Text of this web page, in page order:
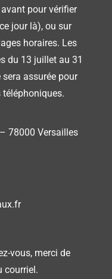
pour vérifier
jour là), ou sur
horaires. Les
du 13 juillet au 31
assurée pour
78000 Versailles
vous, merci de
courriel.